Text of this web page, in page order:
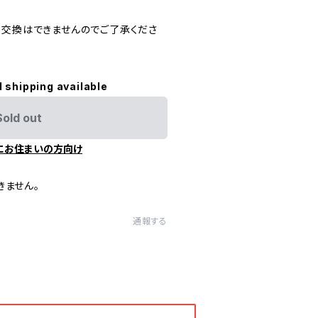
換はできませんのでご了承くださ
shipping available
out
お住まいの方向け
せん。
通報する